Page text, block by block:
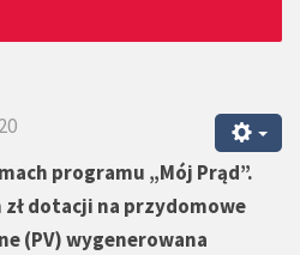
programu „Mój Prąd”.
dotacji na przydomowe
(PV) wygenerowana